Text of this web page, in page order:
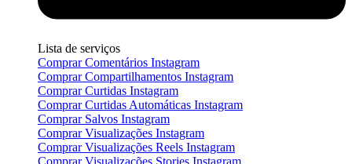
Lista de serviços
Comprar Comentários Instagram
Comprar Compartilhamentos Instagram
Comprar Curtidas Instagram
Comprar Curtidas Automáticas Instagram
Comprar Salvos Instagram
Comprar Visualizações Instagram
Comprar Visualizações Reels Instagram
Comprar Visualizações Stories Instagram